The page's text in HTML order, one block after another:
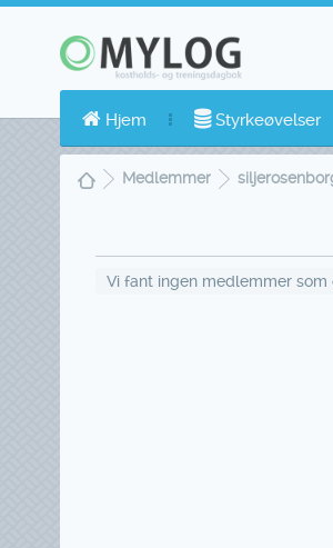
Hjem Styrkeøvelser
Medlemmer
Vi fant ingen medlemmer som